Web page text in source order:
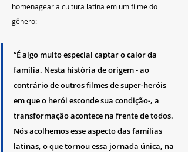
homenagear a cultura latina em um filme do
gênero:
“É algo muito especial captar o calor da
família. Nesta história de origem - ao
contrário de outros filmes de super-heróis
em que o herói esconde sua condição-, a
transformação acontece na frente de todos.
Nós acolhemos esse aspecto das famílias
latinas, o que tornou essa jornada única, na